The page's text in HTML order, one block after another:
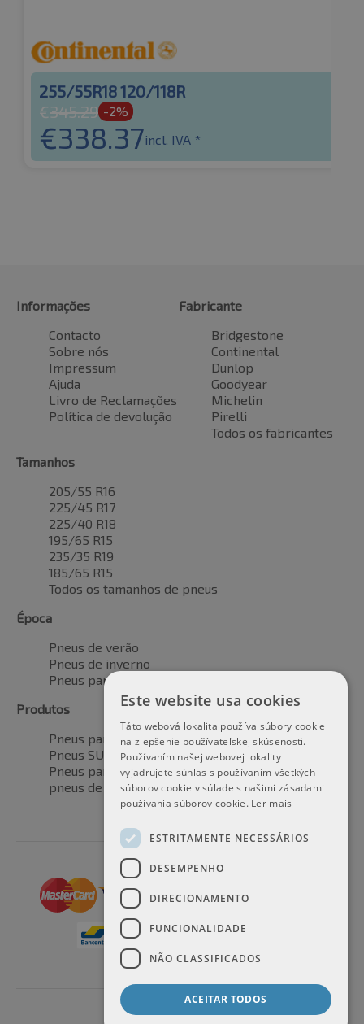
255/55R18 120/118R
€345.29 -2%
€338.37incl. IVA *
Informações
Contacto
Sobre nós
Impressum
Ajuda
Livro de Reclamações
Política de devolução
Fabricante
Bridgestone
Continental
Dunlop
Goodyear
Michelin
Pirelli
Todos os fabricantes
Tamanhos
205/55 R16
225/45 R17
225/40 R18
195/65 R15
235/35 R19
185/65 R15
Todos os tamanhos de pneus
Época
Pneus de verão
Pneus de inverno
Pneus para todas as estações
Produtos
Pneus para automóveis
Pneus SUV / 4x4
Pneus para veículos de transporte
pneus de motocicleta
Este website usa cookies
Táto webová lokalita používa súbory cookie
na zlepšenie používateľskej skúsenosti.
Používaním našej webovej lokality
vyjadrujete súhlas s používaním všetkých
súborov cookie v súlade s našimi zásadami
používania súborov cookie. Ler mais
ESTRITAMENTE NECESSÁRIOS
DESEMPENHO
DIRECIONAMENTO
FUNCIONALIDADE
NÃO CLASSIFICADOS
ACEITAR TODOS